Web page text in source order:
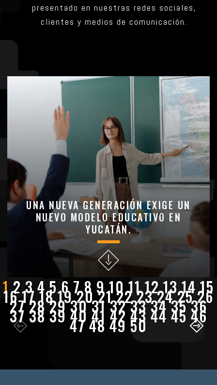
presentado en nuestras redes sociales,
clientes y medios de comunicación.
UNA NUEVA GENERACIÓN EXIGE UN
NUEVO MODELO EDUCATIVO EN
YUCATÁN.
1 2 34 5 6 7 8 9 10 111213 14 15
1617181920212223242526
27 28 293031 3233343536
37 38 39 40 41 42 43 44 45 46
4748 49 50